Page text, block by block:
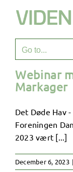
Go to...
Webinar
Markager
Det Døde Hav
Foreningen
2023 vært [...]
December 6, 2023 |